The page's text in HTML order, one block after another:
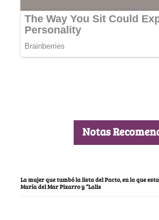
Notas
La mujer que tumbó la lista del Pacto, en la que
María del Mar Pizarro y “Lalis